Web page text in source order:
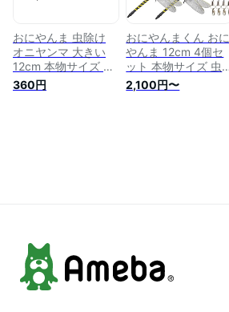
おにやんま 虫除け
オニヤンマ 大きい
12cm 本物サイズ 蜂
よけオニヤンマ 蜻蛉
昆虫 虫 動物 模型 ト
360円
おにやんまくん おに
やんま 12cm 4個セ
ット 本物サイズ 虫
除け オニヤンマ 大
きい 蜂よけオニヤン
2,100円〜